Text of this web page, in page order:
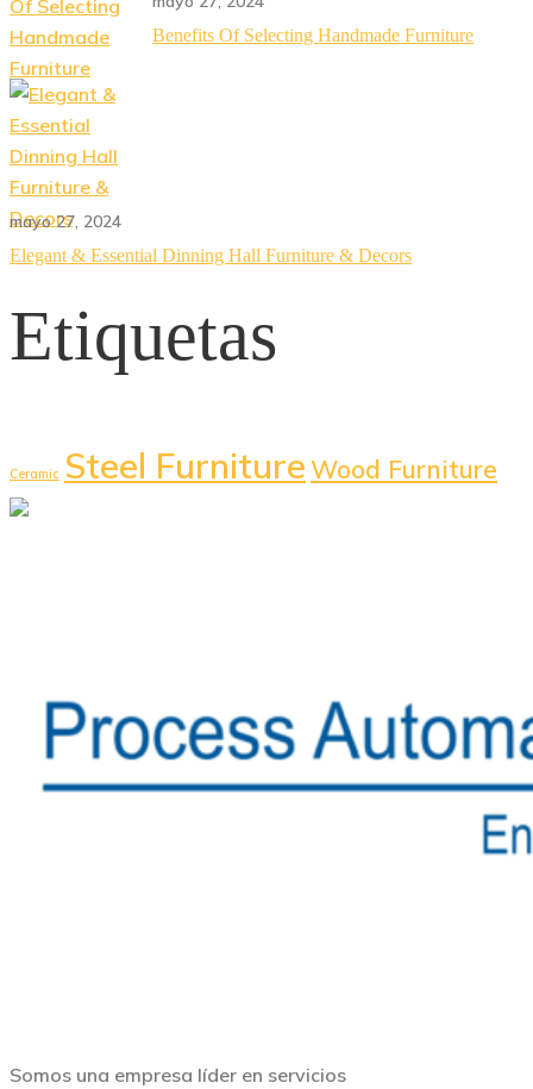
Benefits Of Selecting Handmade Furniture
mayo 27, 2024
Elegant & Essential Dinning Hall Furniture & Decors
Etiquetas
Ceramic Steel FurnitureWood Furniture
Somos una empresa líder en servicios